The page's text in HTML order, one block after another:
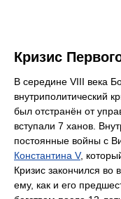
Кризис
В середине VIII века
внутриполитический
был отстранён от
вступали 7 ханов.
постоянные войны с
Константина V,
Кризис закончился во
ему, как и его